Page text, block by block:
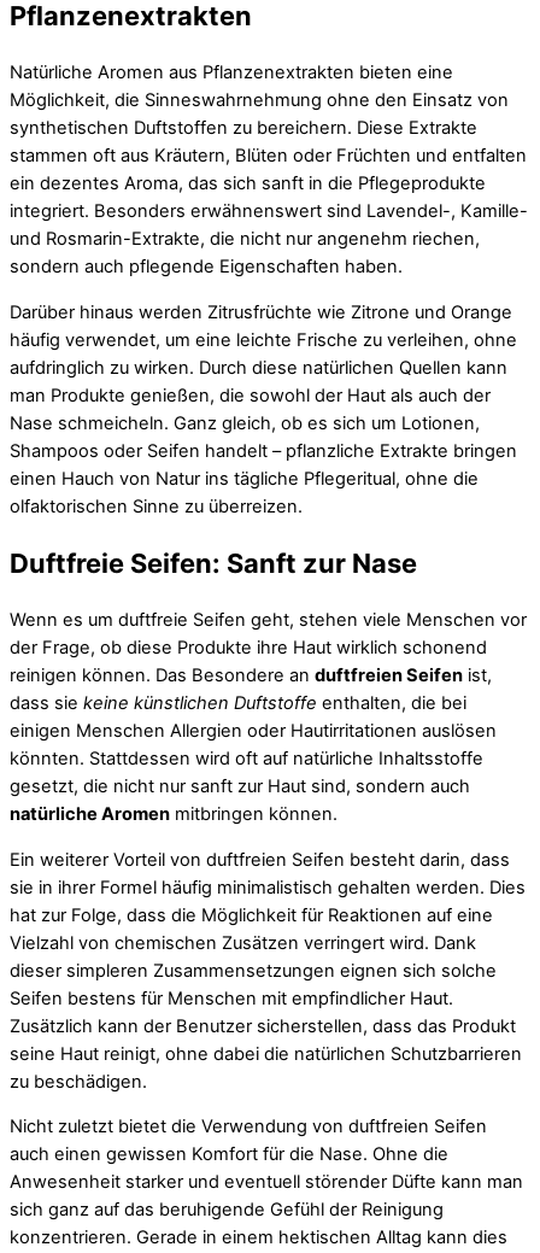
Pflanzenextrakten
Natürliche Aromen aus Pflanzenextrakten bieten eine
Möglichkeit, die Sinneswahrnehmung ohne den Einsatz von
synthetischen Duftstoffen zu bereichern. Diese Extrakte
stammen oft aus Kräutern, Blüten oder Früchten und entfalten
ein dezentes Aroma, das sich sanft in die Pflegeprodukte
integriert. Besonders erwähnenswert sind Lavendel-, Kamille-
und Rosmarin-Extrakte, die nicht nur angenehm riechen,
sondern auch pflegende Eigenschaften haben.
Darüber hinaus werden Zitrusfrüchte wie Zitrone und Orange
häufig verwendet, um eine leichte Frische zu verleihen, ohne
aufdringlich zu wirken. Durch diese natürlichen Quellen kann
man Produkte genießen, die sowohl der Haut als auch der
Nase schmeicheln. Ganz gleich, ob es sich um Lotionen,
Shampoos oder Seifen handelt – pflanzliche Extrakte bringen
einen Hauch von Natur ins tägliche Pflegeritual, ohne die
olfaktorischen Sinne zu überreizen.
Duftfreie Seifen: Sanft zur Nase
Wenn es um duftfreie Seifen geht, stehen viele Menschen vor
der Frage, ob diese Produkte ihre Haut wirklich schonend
reinigen können. Das Besondere an duftfreien Seifen ist,
dass sie keine künstlichen Duftstoffe enthalten, die bei
einigen Menschen Allergien oder Hautirritationen auslösen
könnten. Stattdessen wird oft auf natürliche Inhaltsstoffe
gesetzt, die nicht nur sanft zur Haut sind, sondern auch
natürliche Aromen mitbringen können.
Ein weiterer Vorteil von duftfreien Seifen besteht darin, dass
sie in ihrer Formel häufig minimalistisch gehalten werden. Dies
hat zur Folge, dass die Möglichkeit für Reaktionen auf eine
Vielzahl von chemischen Zusätzen verringert wird. Dank
dieser simpleren Zusammensetzungen eignen sich solche
Seifen bestens für Menschen mit empfindlicher Haut.
Zusätzlich kann der Benutzer sicherstellen, dass das Produkt
seine Haut reinigt, ohne dabei die natürlichen Schutzbarrieren
zu beschädigen.
Nicht zuletzt bietet die Verwendung von duftfreien Seifen
auch einen gewissen Komfort für die Nase. Ohne die
Anwesenheit starker und eventuell störender Düfte kann man
sich ganz auf das beruhigende Gefühl der Reinigung
konzentrieren. Gerade in einem hektischen Alltag kann dies